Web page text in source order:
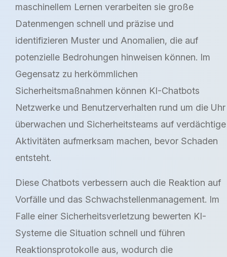
maschinellem Lernen verarbeiten sie große
Datenmengen schnell und präzise und
identifizieren Muster und Anomalien, die auf
potenzielle Bedrohungen hinweisen können. Im
Gegensatz zu herkömmlichen
Sicherheitsmaßnahmen können KI-Chatbots
Netzwerke und Benutzerverhalten rund um die Uhr
überwachen und Sicherheitsteams auf verdächtige
Aktivitäten aufmerksam machen, bevor Schaden
entsteht.
Diese Chatbots verbessern auch die Reaktion auf
Vorfälle und das Schwachstellenmanagement. Im
Falle einer Sicherheitsverletzung bewerten KI-
Systeme die Situation schnell und führen
Reaktionsprotokolle aus, wodurch die